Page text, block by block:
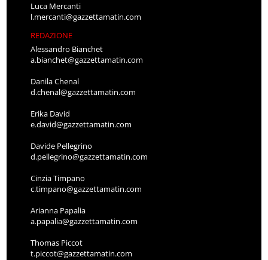
Luca Mercanti
l.mercanti@gazzettamatin.com
REDAZIONE
Alessandro Bianchet
a.bianchet@gazzettamatin.com
Danila Chenal
d.chenal@gazzettamatin.com
Erika David
e.david@gazzettamatin.com
Davide Pellegrino
d.pellegrino@gazzettamatin.com
Cinzia Timpano
c.timpano@gazzettamatin.com
Arianna Papalia
a.papalia@gazzettamatin.com
Thomas Piccot
t.piccot@gazzettamatin.com